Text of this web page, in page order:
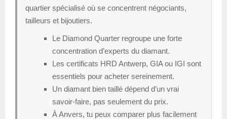
quartier spécialisé où se concentrent négociants,
tailleurs et bijoutiers.
Le Diamond Quarter regroupe une forte
concentration d’experts du diamant.
Les certificats HRD Antwerp, GIA ou IGI sont
essentiels pour acheter sereinement.
Un diamant bien taillé dépend d’un vrai
savoir-faire, pas seulement du prix.
À Anvers, tu peux comparer plus facilement